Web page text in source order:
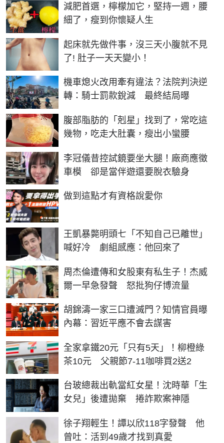
減肥首選，檸檬加它，堅持一週，腰
細了，瘦到你懷疑人生
PR
起床就先做件事，沒三天小腹就不見
了! 肚子一天天變小！
PR
機車熄火改用牽有違法？法院判決逆
轉：騎士罰款銳減 最終結局曝
腹部脂肪的「剋星」找到了，常吃這
幾物，吃走大肚囊，瘦出小蠻腰
PR
李冠儀昔控試鏡要坐大腿！廠商應徵
車模 卻是當伴遊還要脫衣驗身
做到這點才有資格說愛你
PR
王凱暴斃明頭七「不知自己已離世」
喊好冷 劇組感應：他回來了
周杰倫遭傳和女股東有私生子！杰威
爾一早急發聲 怒批狗仔博流量
胡錦濤一家三口遭滅門？知情官員曝
內幕：習近平應不會去謀害
全家拿鐵20元「只有5天」！柳橙綠
茶10元 父親節7-11咖啡買2送2
台玻總裁出軌當紅女星！沈時華「生
女兒」後遭拋棄 捲詐欺案神隱
徐子翔輕生！譚以欣118字發聲 他
曾吐：活到49歲才找到真愛